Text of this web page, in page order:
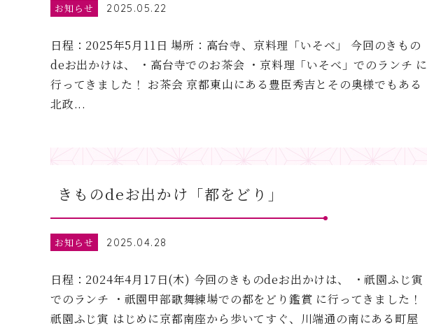
お知らせ 2025.05.22
日程：2025年5月11日 場所：高台寺、京料理「いそべ」 今回のきもの
deお出かけは、 ・高台寺でのお茶会 ・京料理「いそべ」でのランチ に
行ってきました！ お茶会 京都東山にある豊臣秀吉とその奥様でもある
北政...
きものdeお出かけ「都をどり」
お知らせ 2025.04.28
日程：2024年4月17日(木) 今回のきものdeお出かけは、 ・祇園ふじ寅
でのランチ ・祇園甲部歌舞練場での都をどり鑑賞 に行ってきました！
祇園ふじ寅 はじめに京都南座から歩いてすぐ、川端通の南にある町屋